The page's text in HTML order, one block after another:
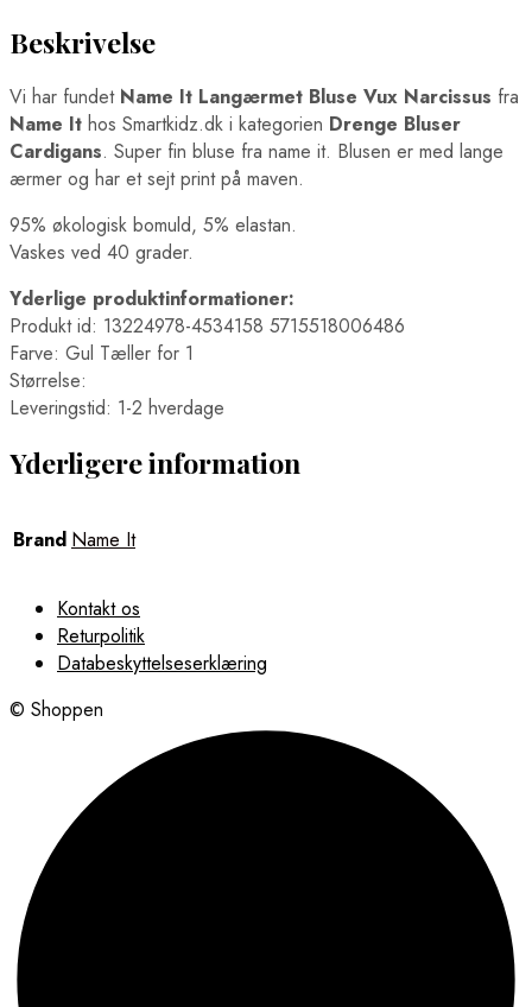
Beskrivelse
Vi har fundet Name It Langærmet Bluse Vux Narcissus fra
Name It hos Smartkidz.dk i kategorien Drenge Bluser
Cardigans. Super fin bluse fra name it. Blusen er med lange
ærmer og har et sejt print på maven.
95% økologisk bomuld, 5% elastan.
Vaskes ved 40 grader.
Yderlige produktinformationer:
Produkt id: 13224978-4534158 5715518006486
Farve: Gul Tæller for 1
Størrelse:
Leveringstid: 1-2 hverdage
Yderligere information
Brand Name It
Kontakt os
Returpolitik
Databeskyttelseserklæring
© Shoppen